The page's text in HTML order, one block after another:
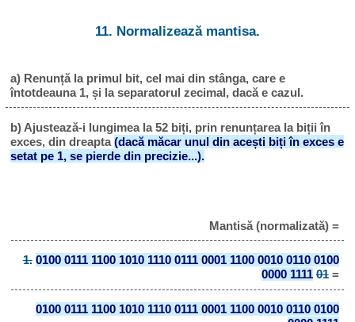
11. Normalizează mantisa.
a) Renunță la primul bit, cel mai din stânga, care e
întotdeauna 1, și la separatorul zecimal, dacă e cazul.
b) Ajustează-i lungimea la 52 biți, prin renunțarea la biții în
exces, din dreapta(dacă măcar unul din acești biți în exces e
setat pe 1, se pierde din precizie...).
Mantisă (normalizată) =
1. 0100 0111 1100 1010 1110 0111 0001 1100 0010 0110 0100
0000 1111 01=
0100 0111 1100 1010 1110 0111 0001 1100 0010 0110 0100